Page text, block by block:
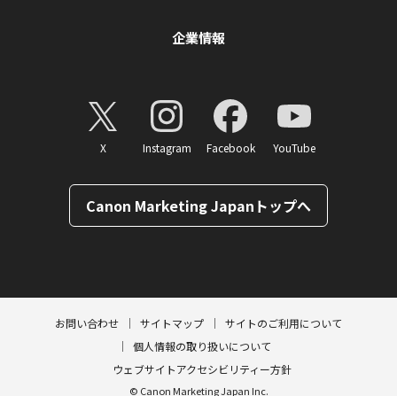
企業情報
X Instagram Facebook YouTube
Canon Marketing Japanトップへ
お問い合わせ サイトマップ
サイトのご利用について
個人情報の取り扱いについて
ウェブサイトアクセシビリティー方針
© Canon Marketing Japan Inc.